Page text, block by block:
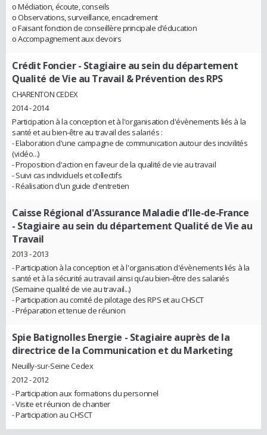
o Médiation, écoute, conseils
o Observations, surveillance, encadrement
o Faisant fonction de conseillère principale d’éducation
o Accompagnement aux devoirs
Crédit Foncier- Stagiaire au sein du département
Qualité de Vie au Travail & Prévention des RPS
CHARENTON CEDEX
2014 - 2014
Participation à la conception et à l'organisation d'évènements liés à la
santé et au bien-être au travail des salariés :
- Elaboration d'une campagne de communication autour des incivilités
(vidéo...)
- Proposition d'action en faveur de la qualité de vie au travail
- Suivi cas individuels et collectifs
- Réalisation d'un guide d'entretien
Caisse Régional d'Assurance Maladie d'Ile-de-France
- Stagiaire au sein du département Qualité de Vie au
Travail
2013 - 2013
- Participation à la conception et à l'organisation d'évènements liés à la
santé et à la sécurité au travail ainsi qu’au bien-être des salariés
(Semaine qualité de vie au travail...)
- Participation au comité de pilotage des RPS et au CHSCT
- Préparation et tenue de réunion
Spie Batignolles Energie - Stagiaire auprès de la
directrice de la Communication et du Marketing
Neuilly-sur-Seine Cedex
2012 - 2012
- Participation aux formations du personnel
- Visite et réunion de chantier
- Participation au CHSCT